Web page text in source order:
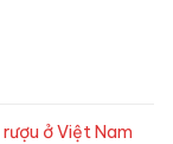
ở Việt Nam